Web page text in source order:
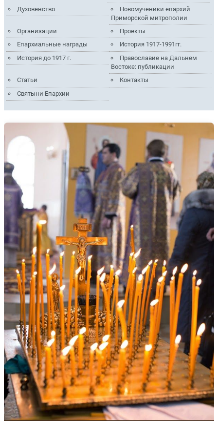
Духовенство
Новомученики епархий
Приморской митрополии
Организации
Проекты
Епархиальные награды
История 1917-1991гг.
История до 1917 г.
Православие на Дальнем
Востоке: публикации
Статьи
Контакты
Святыни Епархии